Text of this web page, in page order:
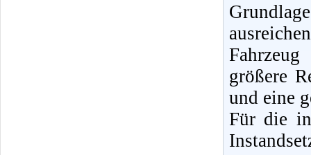
größere
und eine
Für die in